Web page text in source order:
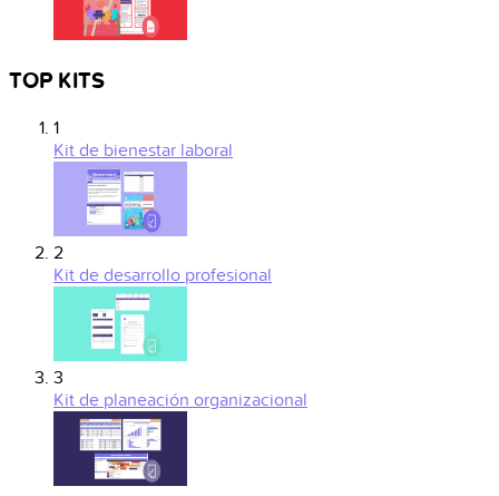
TOP KITS
1
Kit de bienestar laboral
2
Kit de desarrollo profesional
3
Kit de planeación organizacional